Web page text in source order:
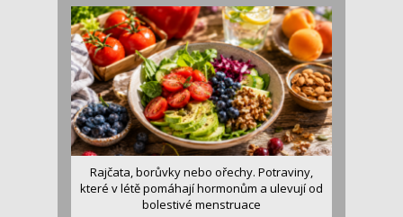
Rajčata, borůvky nebo ořechy. Potraviny,
které v létě pomáhají hormonům a ulevují od
bolestivé menstruace